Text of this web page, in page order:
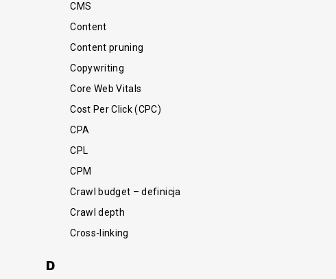
CMS
Content
Content pruning
Copywriting
Core Web Vitals
Cost Per Click (CPC)
CPA
CPL
CPM
Crawl budget – definicja
Crawl depth
Cross-linking
D